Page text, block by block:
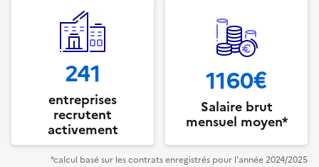
241
entreprises
recrutent
activement
1160€
Salaire brut
mensuel moyen*
*calcul basé sur les contrats enregistrés pour l'année 2024/2025